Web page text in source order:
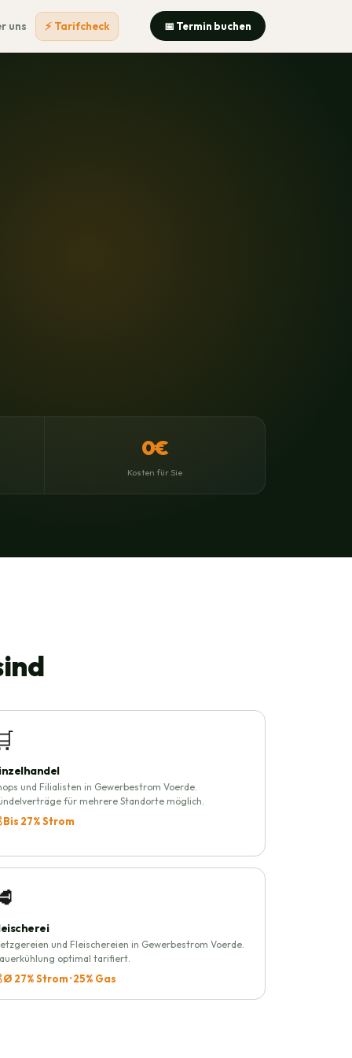
uns ⚡ Tarifcheck 📅 Termin buchen
0€
Kosten für Sie
und Filialisten in Gewerbestrom Voerde.
für mehrere Standorte möglich.
Bis 27% Strom
und Fleischereien in Gewerbestrom Voerde.
optimal tarifiert.
Ø 27% Strom · 25% Gas